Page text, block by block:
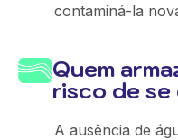
contaminá-la
Quem
risco de
A ausência de